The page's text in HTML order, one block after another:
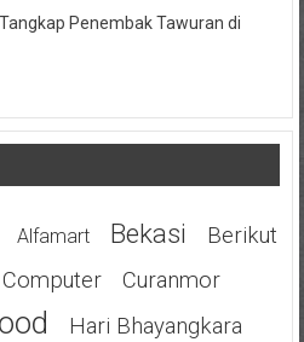
Penembak Tawuran di
Alfamart Bekasi
Berikut
Computer Curanmor
Hari Bhayangkara